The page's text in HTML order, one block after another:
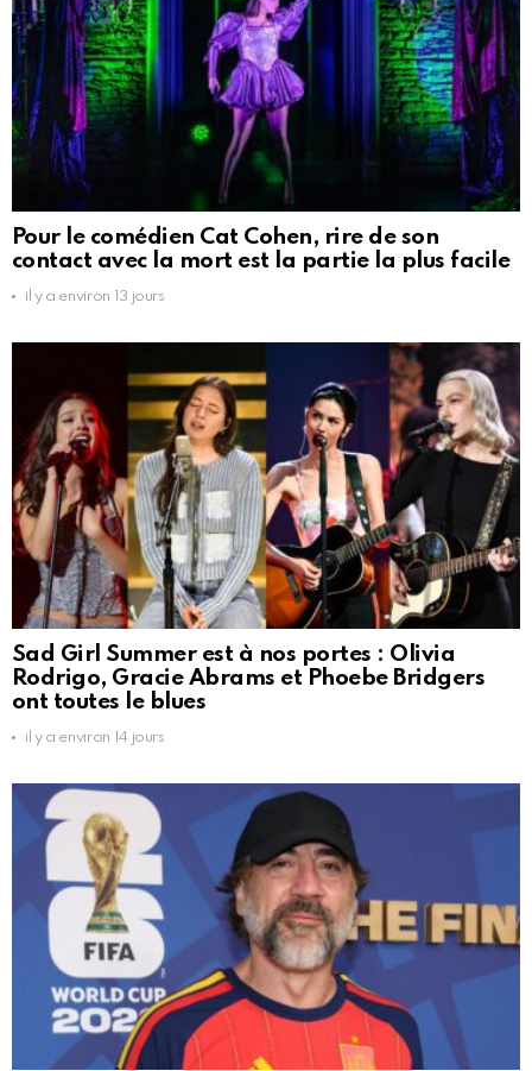
Pour le comédien Cat Cohen, rire de son
contact avec la mort est la partie la plus facile
il y a environ 13 jours
Sad Girl Summer est à nos portes : Olivia
Rodrigo, Gracie Abrams et Phoebe Bridgers
ont toutes le blues
il y a environ 14 jours